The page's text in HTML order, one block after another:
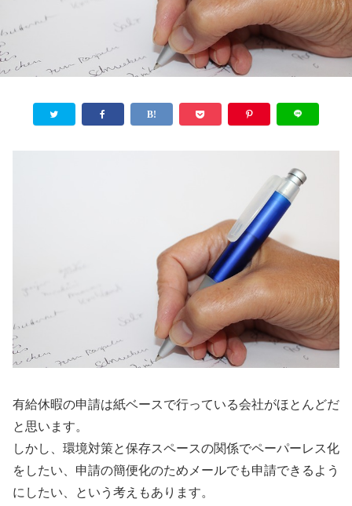
有給休暇の申請は紙ベースで行っている会社がほとんどだ
と思います。
しかし、環境対策と保存スペースの関係でペーパーレス化
をしたい、申請の簡便化のためメールでも申請できるよう
にしたい、という考えもあります。